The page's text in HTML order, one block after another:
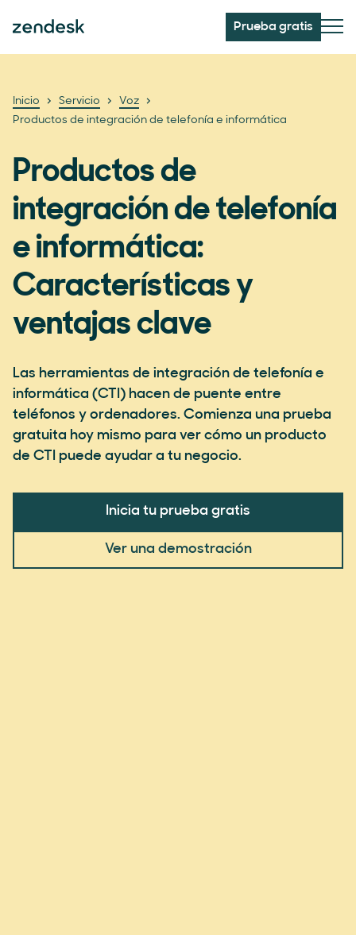
Prueba gratis
Inicio Servicio
Voz
Productos de integración de telefonía e informática
Productos de
integración de telefonía
e informática:
Características y
ventajas clave
Las herramientas de integración de telefonía e
informática (CTI) hacen de puente entre
teléfonos y ordenadores. Comienza una prueba
gratuita hoy mismo para ver cómo un producto
de CTI puede ayudar a tu negocio.
Inicia tu prueba gratis
Ver una demostración